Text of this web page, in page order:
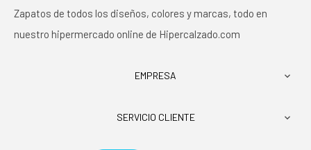
Zapatos de todos los diseños, colores y marcas, todo en
nuestro hipermercado online de Hipercalzado.com
EMPRESA 
SERVICIO CLIENTE 